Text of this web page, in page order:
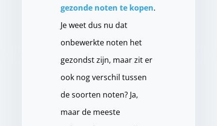
gezonde noten te kopen.
Je weet dus nu dat
onbewerkte noten het
gezondst zijn, maar zit er
ook nog verschil tussen
de soorten noten? Ja,
maar de meeste